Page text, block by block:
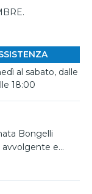
al sabato, dalle
18:00
Bongelli
avvolgente e
dolcezza della
dettagli e